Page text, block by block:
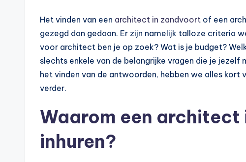
Het vinden van een architect in zandvoort of een
gezegd dan gedaan. Er zijn namelijk talloze criteria
voor architect ben je op zoek? Wat is je budget?
slechts enkele van de belangrijke vragen die je jezelf
het vinden van de antwoorden, hebben we alles kort
verder.
Waarom een architect
inhuren?